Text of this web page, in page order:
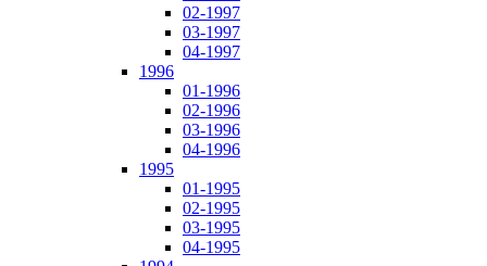
02-1997
03-1997
04-1997
1996
01-1996
02-1996
03-1996
04-1996
1995
01-1995
02-1995
03-1995
04-1995